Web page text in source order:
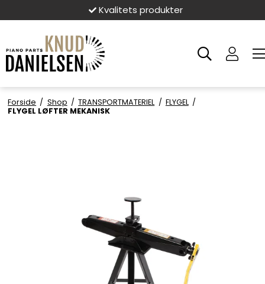
Kvalitets produkter
Forside / Shop / TRANSPORTMATERIEL / FLYGEL /
FLYGEL LØFTER MEKANISK